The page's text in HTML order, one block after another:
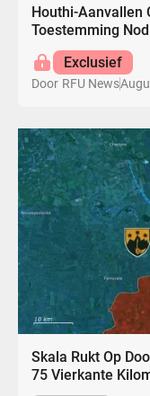
Houthi-Aanvallen
Toestemming
Exclusief
Door RFU News
Skala Rukt Op
75 Vierkante